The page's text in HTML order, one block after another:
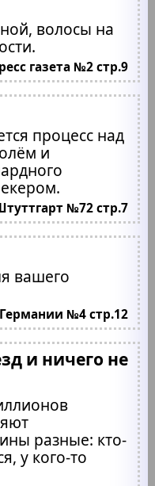
волосы на
газета №2 стр.9
процесс над
и
№72 стр.7
вашего
№4 стр.12
и ничего не
разные: кто-
у кого-то